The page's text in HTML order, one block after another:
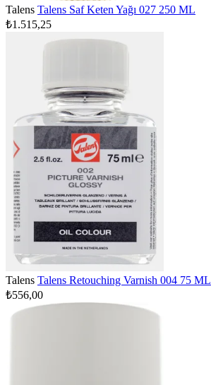
Talens Talens Saf Keten Yağı 027 250 ML
₺1.515,25
Talens Talens Retouching Varnish 004 75 ML
₺556,00